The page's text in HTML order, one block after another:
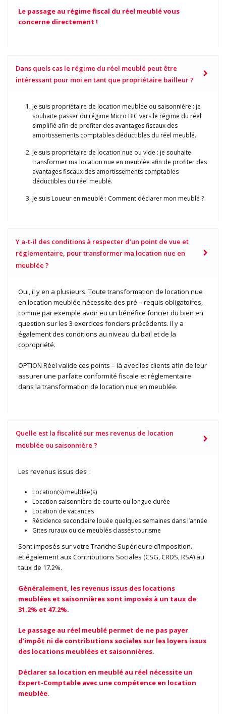
Le passage au régime fiscal du réel meublé vous
concerne directement !
Dans quels cas le régime du réel meublé peut être
intéressant pour moi en tant que propriétaire bailleur ?
Je suis propriétaire de location meublée ou saisonnière : je
souhaite passer du régime Micro BIC vers le régime du réel
simplifié afin de profiter des avantages fiscaux des
amortissements comptables déductibles du réel meublé.
Je suis propriétaire de location nue ou vide : je souhaite
transformer ma location nue en meublée afin de profiter des
avantages fiscaux des amortissements comptables
déductibles du réel meublé.
Je suis Loueur en meublé : Comment déclarer mon meublé ?
Y a-t-il des conditions à respecter d’un point de vue et
réglementaire, pour transformer ma location nue en
meublée ?
Oui, il y en a plusieurs. Toute transformation de location nue
en location meublée nécessite des pré – requis obligatoires,
comme par exemple avoir eu un bénéfice foncier du bien en
question sur les 3 exercices fonciers précédents. Il y a
également des conditions au niveau du bail et de la
copropriété.
OPTION Réel valide ces points – là avec les clients afin de leur
assurer une parfaite conformité fiscale et réglementaire
dans la transformation de location nue en meublée.
Quelle est la fiscalité sur mes revenus de location
meublée ou saisonnière ?
Les revenus issus des :
Location(s) meublée(s)
Location saisonnière de courte ou longue durée
Location de vacances
Résidence secondaire louée quelques semaines dans l’année
Gites ruraux ou de meublés classés tourisme
Sont imposés sur votre Tranche Supérieure d’Imposition.
et également aux Contributions Sociales (CSG, CRDS, RSA) au
taux de 17.2%.
Généralement, les revenus issus des locations
meublées et saisonnières sont imposés à un taux de
31.2% et 47.2%.
Le passage au réel meublé permet de ne pas payer
d’impôt ni de contributions sociales sur les loyers issus
des locations meublées et saisonnières.
Déclarer sa location en meublé au réel nécessite un
Expert-Comptable avec une compétence en location
meublée.